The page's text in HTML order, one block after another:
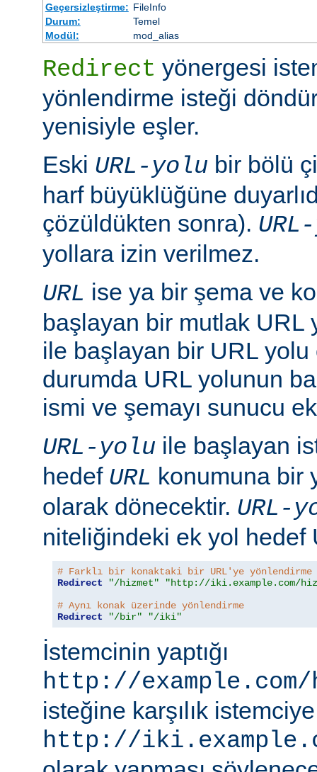
Geçersizleştirme: FileInfo
Durum:
Temel
Modül:
mod_alias
Redirect yönergesi
yönlendirme isteği
yenisiyle eşler.
Eski URL-yolu bir bölü
harf büyüklüğüne
çözüldükten sonra).
yollara izin verilmez.
URL ise ya bir şema ve
başlayan bir mutlak URL
ile başlayan bir URL
durumda URL yolunun
ismi ve şemayı sunucu
URL-yolu ile başlayan
hedef URL konumuna bir
olarak dönecektir. URL-
niteliğindeki ek yol hedef
# Farklı bir konaktaki bir URL'ye yönlendirme
Redirect
"/hizmet"
"http://iki.example.com/
# Aynı konak üzerinde yönlendirme
Redirect
"/bir" "/iki"
İstemcinin yaptığı
http://
isteğine karşılık
http://